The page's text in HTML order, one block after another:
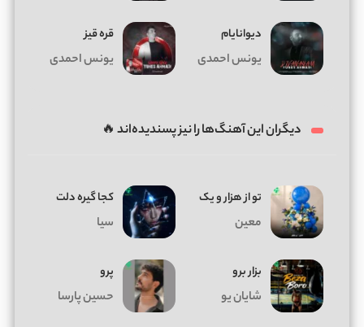
دیوانایام
یونس احمدی
قره قیز
یونس احمدی
دیگران این آهنگ‌ها را نیز پسندیده‌اند 🔥
تو از هزار و یک
معین
کجا گیره دلت
سیا
بزار برو
شایان یو
پرو
حسین پارسا